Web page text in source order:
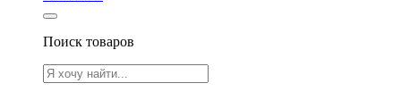
Поиск товаров